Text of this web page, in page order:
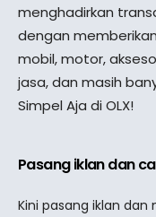
menghadirkan
dengan
mobil, motor,
jasa, dan masih
Simpel Aja di OLX!
Pasang iklan dan
Kini pasang iklan dan